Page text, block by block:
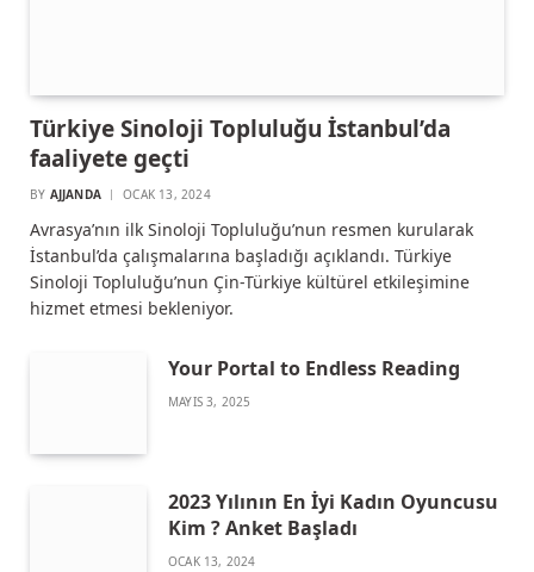
Türkiye Sinoloji Topluluğu İstanbul’da
faaliyete geçti
BY AJJANDA OCAK 13, 2024
Avrasya’nın ilk Sinoloji Topluluğu’nun resmen kurularak
İstanbul’da çalışmalarına başladığı açıklandı. Türkiye
Sinoloji Topluluğu’nun Çin-Türkiye kültürel etkileşimine
hizmet etmesi bekleniyor.
Your Portal to Endless Reading
MAYIS 3, 2025
2023 Yılının En İyi Kadın Oyuncusu
Kim ? Anket Başladı
OCAK 13, 2024